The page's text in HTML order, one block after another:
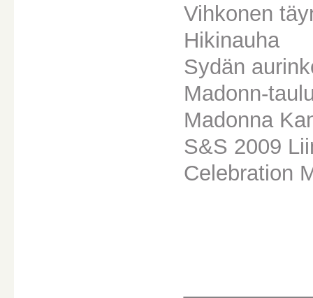
Vihkonen
Hikinauha
Sydän
Madonn-
Madonna
S&S 2009
Celebration